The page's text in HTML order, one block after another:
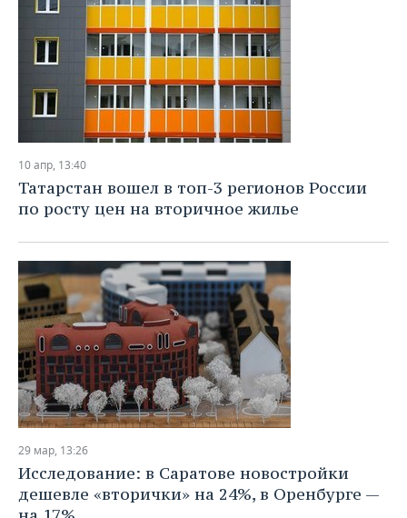
10 апр, 13:40
Татарстан вошел в топ-3 регионов России
по росту цен на вторичное жилье
29 мар, 13:26
Исследование: в Саратове новостройки
дешевле «вторички» на 24%, в Оренбурге —